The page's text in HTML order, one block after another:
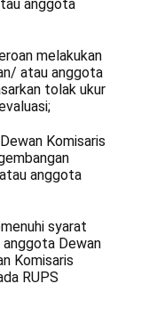
anggota
melakukan
atau anggota
tolak ukur
Komisaris
anggota
syarat
Dewan
Komisaris
RUPS